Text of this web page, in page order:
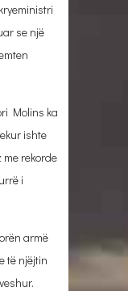
se një
Molins ka
ishte
rekorde
i
armë
të njëjtin